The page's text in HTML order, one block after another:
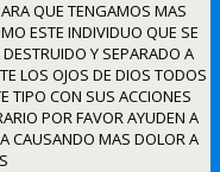
QUE TENGAMOS MAS
ESTE INDIVIDUO QUE SE
Y SEPARADO A
LOS OJOS DE DIOS TODOS
TIPO CON SUS ACCIONES
POR FAVOR AYUDEN A
CAUSANDO MAS DOLOR A